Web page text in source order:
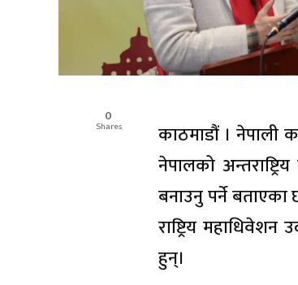
0
Shares
काठमाडौं । नेपाली
नेपालको
बनाउनु पर्ने बताएका
राष्ट्रिय
हुन्।